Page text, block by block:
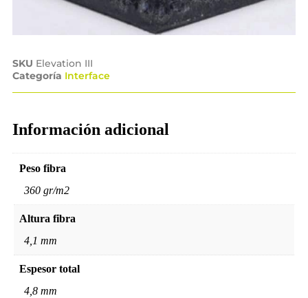
SKU Elevation III
Categoría Interface
Información adicional
Peso fibra
360 gr/m2
Altura fibra
4,1 mm
Espesor total
4,8 mm